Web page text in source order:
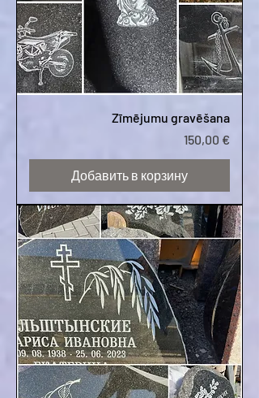
Zīmējumu gravēšana
Цена
150,00 €
Добавить в корзину